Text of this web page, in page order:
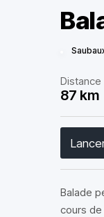
Distance
87 km
Balade
cours